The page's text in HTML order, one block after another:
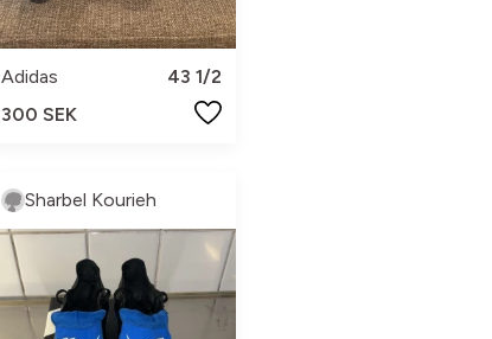
Adidas
43 1/2
300 SEK
Sharbel Kourieh